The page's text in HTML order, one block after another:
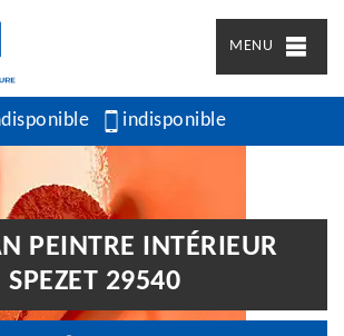
MENU
indisponible
PEINTRE INTÉRIEUR
SPEZET 29540